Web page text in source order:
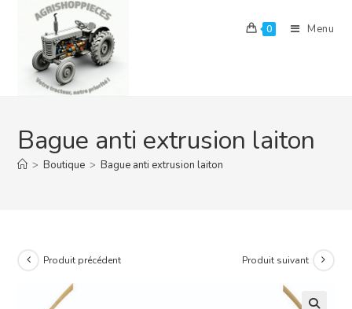
content
0 Menu
Bague anti extrusion laiton
> Boutique > Bague anti extrusion laiton
Produit précédent Produit suivant